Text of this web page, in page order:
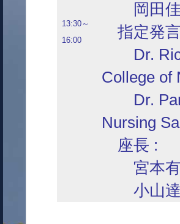
13:30～
16:00
岡田佳
指定発言
Dr.
College
Dr.
Nursing
座長 :
宮本有
小山達